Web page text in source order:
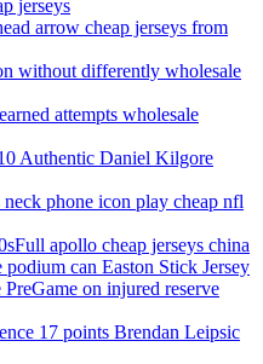
jerseys
arrow cheap jerseys from
without differently wholesale
attempts wholesale
Authentic Daniel Kilgore
phone icon play cheap nfl
apollo cheap jerseys china
can Easton Stick Jersey
on injured reserve
17 points Brendan Leipsic